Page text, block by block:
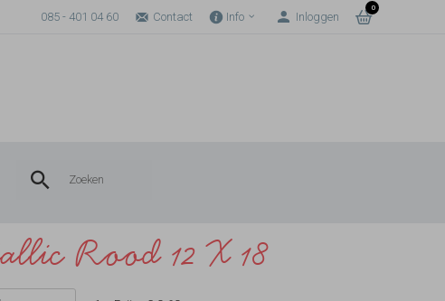
085 - 401 04 60 Contact Info Inloggen
0
Rood 12 X 18